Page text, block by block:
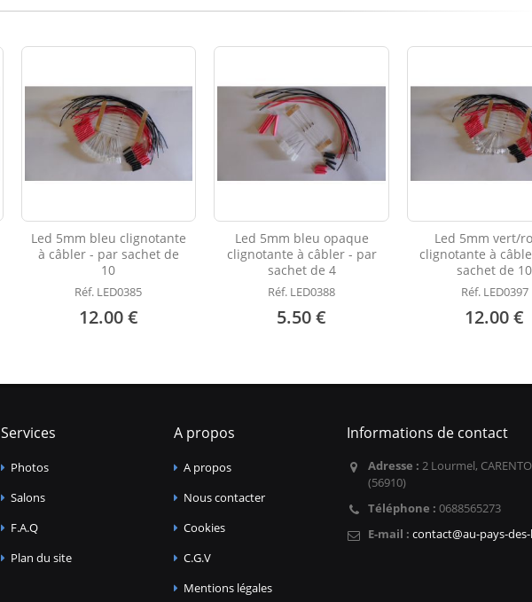
Led 5mm bleu clignotante
à câbler - par sachet de
10
Réf. LED0385
12.00 €
Led 5mm bleu opaque
clignotante à câbler - par
sachet de 4
Réf. LED0388
5.50 €
Led 5mm vert/
clignotante à
sachet de 10
Réf. LED0397
12.00 €
Services
Photos
Salons
F.A.Q
Plan du site
A propos
A propos
Nous contacter
Cookies
C.G.V
Mentions légales
Informations de contact
Adresse : 2 Lourmel,
(56910)
Téléphone : 0688565273
E-mail : contact@au-pays-